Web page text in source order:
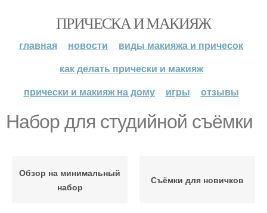
ПРИЧЕСКА И МАКИЯЖ
главная новости
виды макияжа и причесок
как делать прически и макияж
прически и макияж на дому
игры отзывы
Набор для студийной съёмки
Обзор на минимальный
набор
Съёмки для новичков